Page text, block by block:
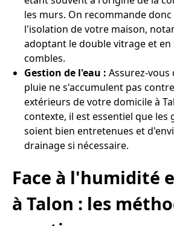
les murs. On recommande
l'isolation de votre maison,
adoptant le double vitrage et en
combles.
Gestion de l'eau : Assurez-vous
pluie ne s'accumulent pas
extérieurs de votre domicile à
contexte, il est essentiel que les
soient bien entretenues et
drainage si nécessaire.
Face à l'humidité
à Talon : les